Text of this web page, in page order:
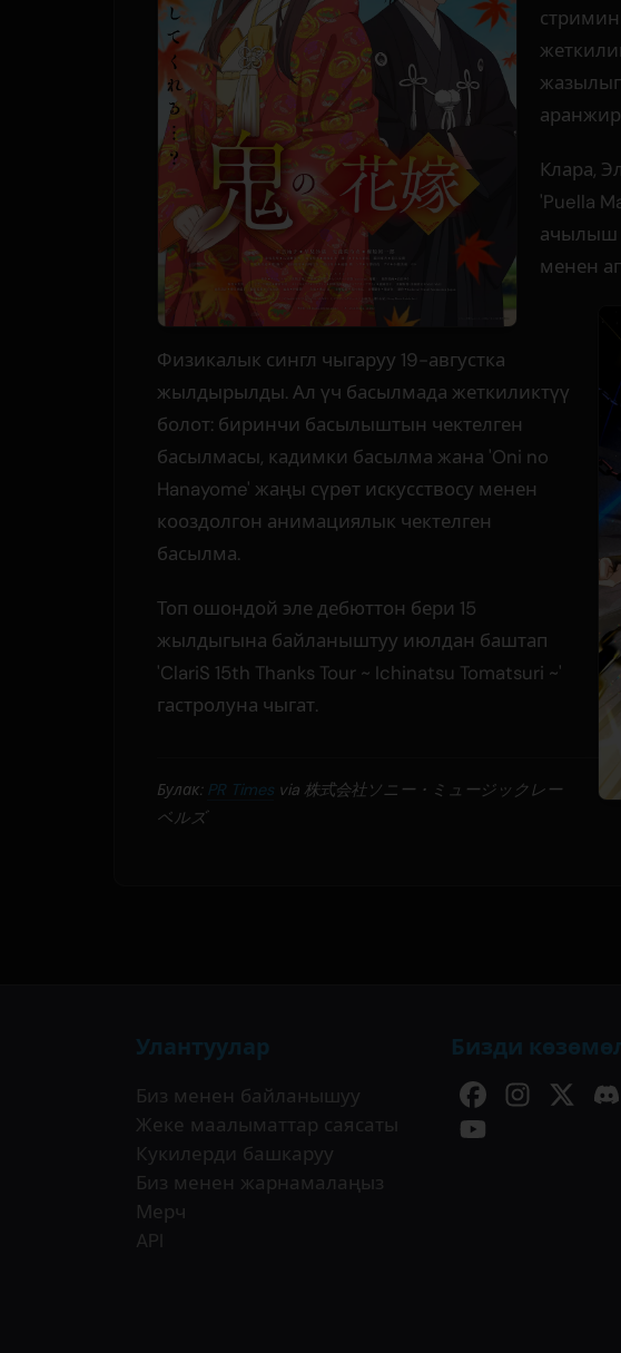
Клара,
'Puella
ачылыш
менен
Физикалык сингл чыгаруу 19-августка
жылдырылды. Ал үч басылмада жеткиликтүү
болот: биринчи басылыштын чектелген
басылмасы, кадимки басылма жана 'Oni no
Hanayome' жаңы сүрөт искусствосу менен
кооздолгон анимациялык чектелген
басылма.
Топ ошондой эле дебюттон бери 15
жылдыгына байланыштуу июлдан баштап
'ClariS 15th Thanks Tour ~ Ichinatsu Tomatsuri ~'
гастролуна чыгат.
Булак: PR Times via 株式会社ソニー・ミュージックレー
ベルズ
Улантуулар
Биз менен байланышуу
Жеке маалыматтар саясаты
Кукилерди башкаруу
Биз менен жарнамалаңыз
Мерч
API
Бизди